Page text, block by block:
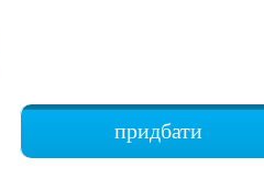
придбати